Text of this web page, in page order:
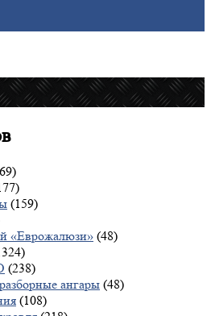
(159)
«Еврожалюзи» (48)
(238)
ангары (48)
(108)